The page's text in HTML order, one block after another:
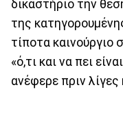
δικαστήριο την
της
τίποτα
«ό,τι και να πει
ανέφερε πριν